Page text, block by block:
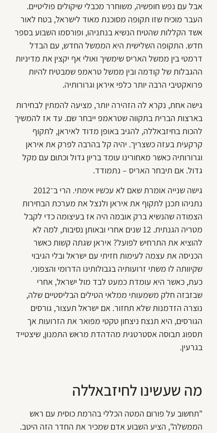
אבל עם נפש חופשיה, משוחרר מכבלי שיקולים פוליטיים.
העבר מוכיח שזו תקופה מסוכנת מאוד לישראל, בטח לאור
אשד הקללות שהטיח הנשיא בנתניהו, ופורסמו השבוע בספר
חדש. התקופה השלישית היא הממשל החדש, עם הבדל
דרמטי בין ממשל האריס שימשיך ואולי אף יקצין את מדיניות
ההגבלות של קודמה ובין ממשל טראמפ שמבטיח להיות
פרואקטיבי הרבה יותר כלפי איראן וגרורותיה.
גישה אחת, נקרא לה הזהירה יותר, מציעה להמתין לבחירות
בארצות הברית בתקווה שטראמפ ייבחר שם. עד אז להמשיך
להכות בחיזבאללה, להגיב באופן מדוד לאיראן, לתקוף
קרקעית בעזה כשצריך. יהיה קל בהרבה לפרק את איראן
וגרורותיה כאשר מאחורינו עומד בריון גדול וכתום עם מקל
גדול. אם תיבחר האריס – נתמודד.
גישה שנייה אומרת שאם לא עכשיו אימתי. הרי ב־2012
נתניהו תכנן לתקוף את איראן ולנצל את מערכת הבחירות
הצמודה שהנשיא ברק אובמה היה אז בעיצומה כדי לקבל
מטריה הגנתית. 12 שנים אחרי ובאותן נסיבות, למה לא
להוציא את התרחיש לפועל? איראן שגתה קשות כאשר
הכניסה את עצמה לעימות חזיתי עם ישראל ובלי הגיבוי
שקיוותה לו משתי זרועותיה בגבולותינו הדרומי והצפוני.
כעת, כאשר היא עומדת כמעט לבד מול ישראל, אחרי
שבזבזה חלק משמעותי ממלאי הטילים הבליסטיים שלה,
נוצרה הזדמנות שלא תחזור. אם ישראל תעצור, גורסים
הגורסים, היא תנצח ניצחון טקטי מפואר את הזרועות אך
תספוג תבוסה אסטרטגית מהדהדת מראש התמנון, שיצטייד
בגרעין.
מה שעשינו לחיזבאללה
"תחשוב על פורום המטה הכללי בהרמת כוסית עם ראש
הממשלה", הציע השבוע אדם שמכיר את החדר הזה היטב.